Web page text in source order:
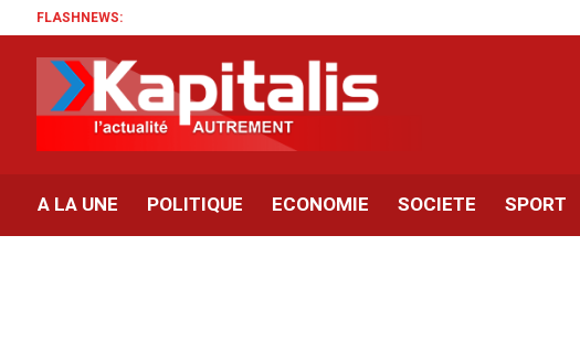
FLASHNEWS:
A LA UNE POLITIQUE ECONOMIE SOCIETE SPORT